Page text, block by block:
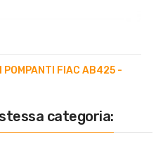
POMPANTI FIAC AB425 -
categoria: